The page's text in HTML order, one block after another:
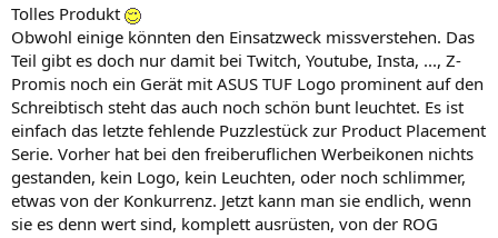
:
Tolles Produkt
Obwohl einige könnten den Einsatzweck missverstehen. Das
Teil gibt es doch nur damit bei Twitch, Youtube, Insta, ..., Z-
Promis noch ein Gerät mit ASUS TUF Logo prominent auf den
Schreibtisch steht das auch noch schön bunt leuchtet. Es ist
einfach das letzte fehlende Puzzlestück zur Product Placement
Serie. Vorher hat bei den freiberuflichen Werbeikonen nichts
gestanden, kein Logo, kein Leuchten, oder noch schlimmer,
etwas von der Konkurrenz. Jetzt kann man sie endlich, wenn
sie es denn wert sind, komplett ausrüsten, von der ROG